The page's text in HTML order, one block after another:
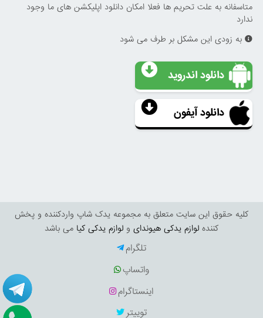
متاسفانه به علت تحریم ها فعلا امکان دانلود اپلیکشن های ما وجود
ندارد
به زودی این مشکل بر طرف می شود
دانلود اندروید
دانلود آیفون
کليه حقوق اين سايت متعلق به مجموعه یدک شاپ واردکننده و پخش
کننده لوازم یدکی هیوندای و لوازم یدکی کیا می باشد
تلگرام
واتساپ
اینستاگرام
توییتر